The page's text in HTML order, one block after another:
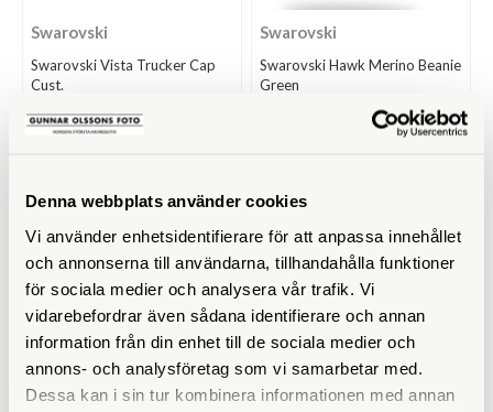
Denna webbplats använder cookies
Vi använder enhetsidentifierare för att anpassa innehållet
och annonserna till användarna, tillhandahålla funktioner
för sociala medier och analysera vår trafik. Vi
vidarebefordrar även sådana identifierare och annan
information från din enhet till de sociala medier och
annons- och analysföretag som vi samarbetar med.
Dessa kan i sin tur kombinera informationen med annan
Swarovski
Swarovski Vista Trucker Cap
Cust.
Finns i lager
Swarovski
Swarovski Hawk Merino Beanie
Green
Tillfälligt slut